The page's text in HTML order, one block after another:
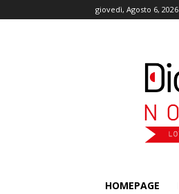
giovedì, Agosto 6, 2026
HOMEPAGE